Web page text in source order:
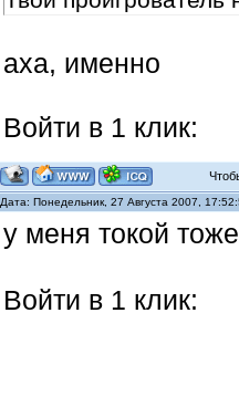
аха, именно
Войти в 1 клик:
Дата: Понедельник, 27 Августа 2007,
у меня токой
Войти в 1 клик: